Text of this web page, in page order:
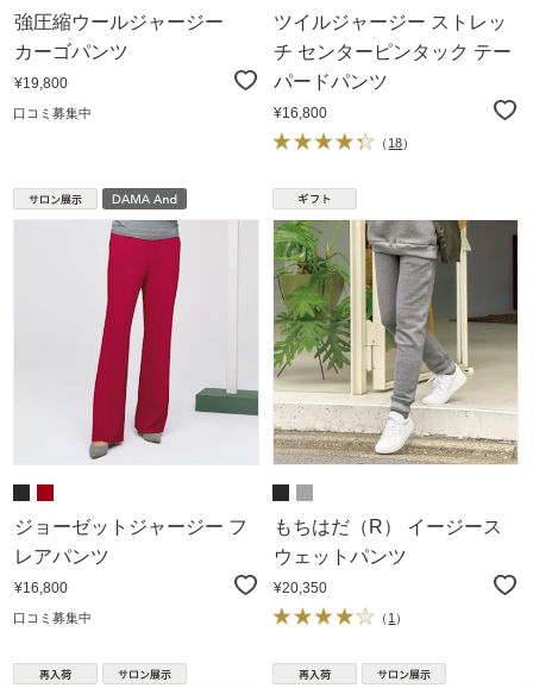
強圧縮ウールジャージー
カーゴパンツ
¥19,800
口コミ募集中
ツイルジャージー ストレッ
チ センターピンタック テー
パードパンツ
¥16,800
（ 18）
ジョーゼットジャージー フ
レアパンツ
¥16,800
口コミ募集中
もちはだ（R） イージース
ウェットパンツ
¥20,350
（ 1 ）